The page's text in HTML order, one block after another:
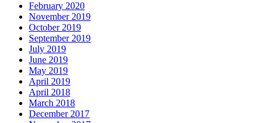
February 2020
November 2019
October 2019
September 2019
July 2019
June 2019
May 2019
April 2019
April 2018
March 2018
December 2017